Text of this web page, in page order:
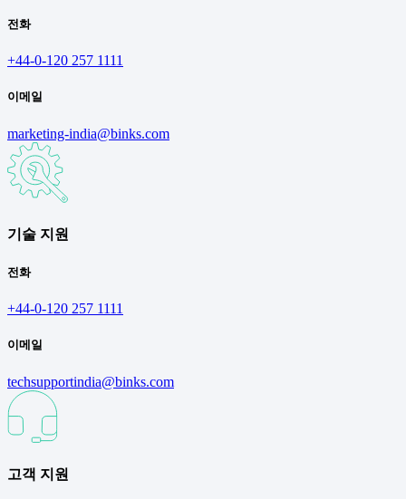
전화
+44-0-120 257 1111
이메일
marketing-india@binks.com
기술 지원
전화
+44-0-120 257 1111
이메일
techsupportindia@binks.com
고객 지원